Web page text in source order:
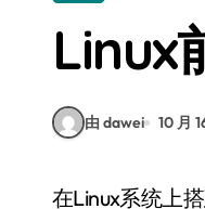
实
技
Linux
由 dawei 10 月
在Linux系统上搭建前端开发环境，可以利用其强大的命令行工具和丰富的软件包管理器。•确保